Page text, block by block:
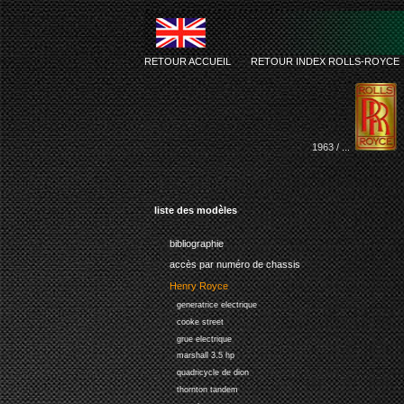
liste des modèles
bibliographie
accès par numéro de chassis
Henry Royce
generatrice electrique
cooke street
grue electrique
marshall 3.5 hp
quadricycle de dion
thornton tandem
RETOUR ACCUEIL-RETOUR INDEX ROLLS-ROYCE
1963 / ...